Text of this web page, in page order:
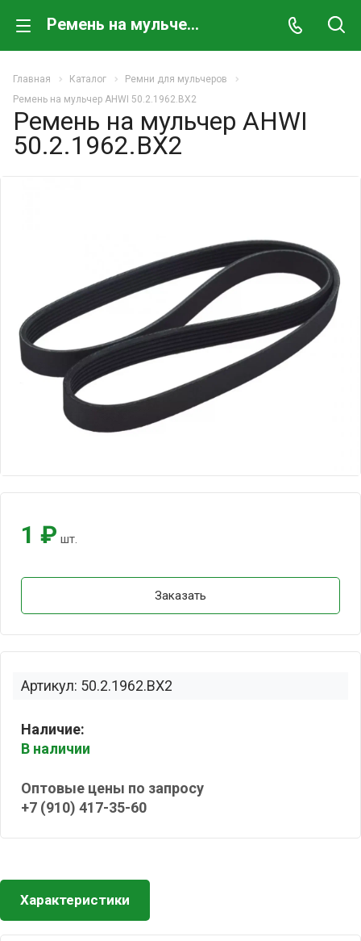
Ремень на мульчер AHWI 50.2.1962.BX2
Главная Каталог
Ремни для мульчеров
Ремень на мульчер AHWI 50.2.1962.BX2
Ремень на мульчер AHWI
50.2.1962.BX2
Артикул: 50.2.1962.BX2
Наличие:
В наличии
Оптовые цены по запросу
+7 (910) 417-35-60
1 ₽ шт.
Заказать
Характеристики